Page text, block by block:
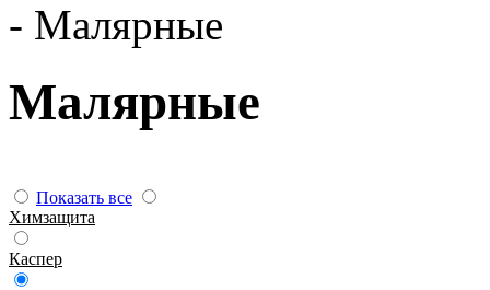
- Малярные
Малярные
Показать все
Химзащита
Каспер